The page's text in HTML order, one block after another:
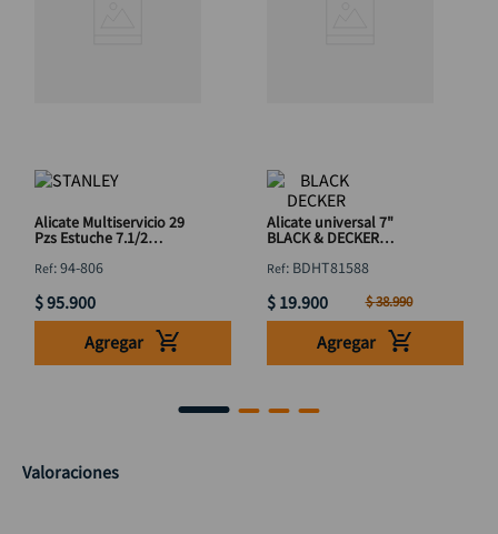
Alicate Multiservicio 29
Pzs Estuche 7.1/2
:94-806
$95.900
Agregar
Alicate universal 7"
BLACK & DECKER
: BDHT81588
$ 19.900 $38.990
Agregar
Valoraciones